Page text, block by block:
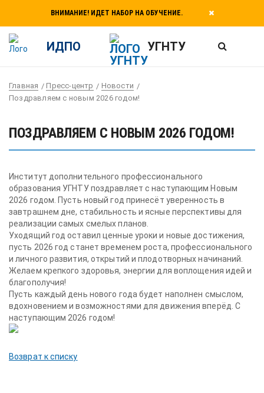
ВНИМАНИЕ! ИДЕТ НАБОР НА ОБУЧЕНИЕ.
ИДПО УГНТУ
Главная Пресс-центр
Новости
Поздравляем с новым 2026 годом!
ПОЗДРАВЛЯЕМ С НОВЫМ 2026 ГОДОМ!
Институт дополнительного профессионального
образования УГНТУ поздравляет с наступающим Новым
2026 годом. Пусть новый год принесёт уверенность в
завтрашнем дне, стабильность и ясные перспективы для
реализации самых смелых планов.
Уходящий год оставил ценные уроки и новые достижения,
пусть 2026 год станет временем роста, профессионального
и личного развития, открытий и плодотворных начинаний.
Желаем крепкого здоровья, энергии для воплощения идей и
благополучия!
Пусть каждый день нового года будет наполнен смыслом,
вдохновением и возможностями для движения вперёд. С
наступающим 2026 годом!
Возврат к списку